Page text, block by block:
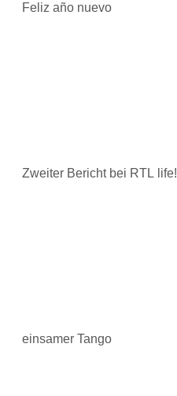
Feliz año nuevo
Zweiter Bericht bei RTL life!
einsamer Tango